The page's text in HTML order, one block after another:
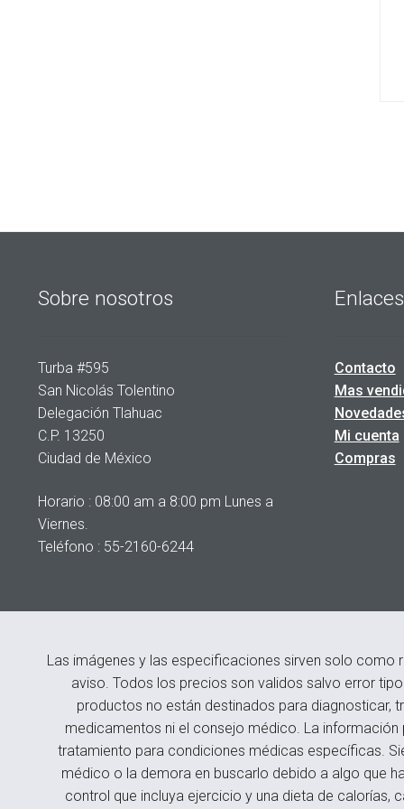
Sobre nosotros
Turba #595
San Nicolás Tolentino
Delegación Tlahuac
C.P. 13250
Ciudad de México
Horario : 08:00 am a 8:00 pm Lunes a
Viernes.
Teléfono : 55-2160-6244
Enlaces
Contacto
Mas
Mi cuenta
Compras
Las imágenes y las especificaciones sirven solo
aviso. Todos los precios son validos salvo error
productos no están destinados para diagnosticar,
medicamentos ni el consejo médico. La
tratamiento para condiciones médicas específicas.
médico o la demora en buscarlo debido a algo que
control que incluya ejercicio y una dieta de calorías,